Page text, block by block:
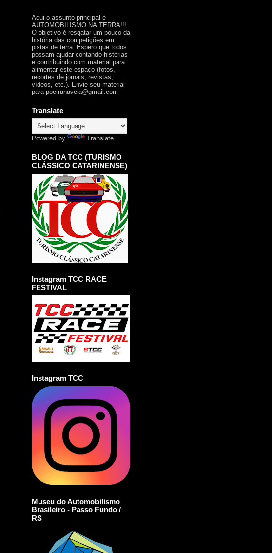
Aqui o assunto principal é
AUTOMOBILISMO NA TERRA!!!
O objetivo é resgatar um pouco da
história das competições em
pistas de terra. Espero que todos
possam ajudar contando histórias
e contribuindo com material para
alimentar este espaço (fotos,
recortes de jornais, revistas,
vídeos, etc.). Envie seu material
para poeiranaveia@gmail.com
Translate
Powered by Translate
BLOG DA TCC (TURISMO
CLÁSSICO CATARINENSE)
Instagram TCC RACE
FESTIVAL
Instagram TCC
Museu do Automobilismo
Brasileiro - Passo Fundo /
RS